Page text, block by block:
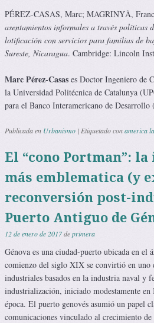
PÉREZ-CASAS, Marc; MAGRINYÀ,
asentamientos informales a través políticas
lotificación con servicios para familias de
Sureste, Nicaragua. Cambridge: Lincoln
Marc Pérez-Casas es Doctor Ingeniero de
la Universidad Politécnica de Catalunya
para el Banco Interamericano de
Publicada en Urbanismo | Etiquetado conamerica
El “cono Portman”:
más emblematica (y
reconversión post-
Puerto Antiguo de
12 de enero de 2017deprimera
Génova es una ciudad-puerto ubicada en el
comienzo del siglo XIX se convirtió en uno
indus­triales basados en la industria naval y
industrializa­ción, iniciado modestamente
época. El puerto genovés asumió un papel
comunicaciones vinculado al crecimiento